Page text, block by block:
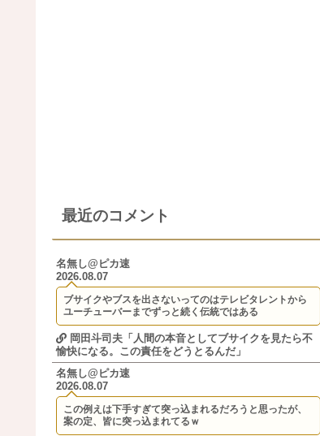
最近のコメント
名無し@ピカ速
2026.08.07
ブサイクやブスを出さないってのはテレビタレントから
ユーチューバーまでずっと続く伝統ではある
岡田斗司夫「人間の本音としてブサイクを見たら不
愉快になる。この責任をどうとるんだ」
名無し@ピカ速
2026.08.07
この例えは下手すぎて突っ込まれるだろうと思ったが、
案の定、皆に突っ込まれてるｗ